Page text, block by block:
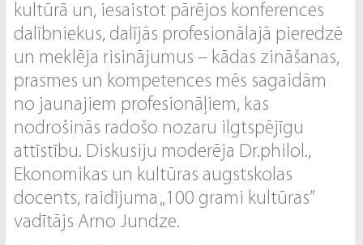
kultūrā un, iesaistot pārējos konferences
dalībniekus, dalījās profesionālajā pieredzē
un meklēja risinājumus – kādas zināšanas,
prasmes un kompetences mēs sagaidām
no jaunajiem profesionāļiem, kas
nodrošinās radošo nozaru ilgtspējīgu
attīstību. Diskusiju moderēja Dr.philol.,
Ekonomikas un kultūras augstskolas
docents, raidījuma „100 grami kultūras”
vadītājs Arno Jundze.